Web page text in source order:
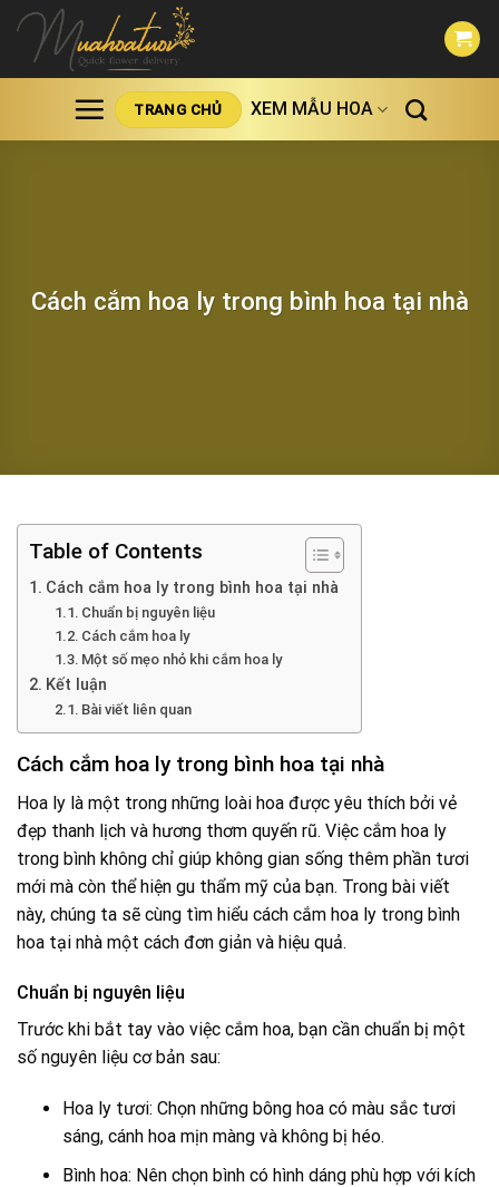
Skip
content
TRANG CHỦ XEM MẪU HOA
Cách cắm hoa ly trong bình hoa tại nhà
Table of Contents
Cách cắm hoa ly trong bình hoa tại nhà
Chuẩn bị nguyên liệu
Cách cắm hoa ly
Một số mẹo nhỏ khi cắm hoa ly
Kết luận
Bài viết liên quan
Cách cắm hoa ly trong bình hoa tại nhà
Hoa ly là một trong những loài hoa được yêu thích bởi vẻ
đẹp thanh lịch và hương thơm quyến rũ. Việc cắm hoa ly
trong bình không chỉ giúp không gian sống thêm phần tươi
mới mà còn thể hiện gu thẩm mỹ của bạn. Trong bài viết
này, chúng ta sẽ cùng tìm hiểu cách cắm hoa ly trong bình
hoa tại nhà một cách đơn giản và hiệu quả.
Chuẩn bị nguyên liệu
Trước khi bắt tay vào việc cắm hoa, bạn cần chuẩn bị một
số nguyên liệu cơ bản sau:
Hoa ly tươi: Chọn những bông hoa có màu sắc tươi
sáng, cánh hoa mịn màng và không bị héo.
Bình hoa: Nên chọn bình có hình dáng phù hợp với kích